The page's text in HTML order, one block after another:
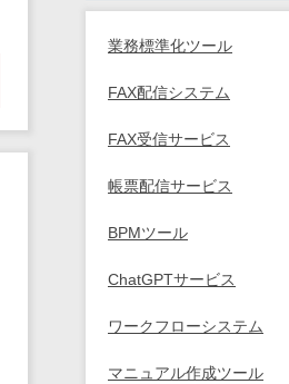
業務標準化ツール
FAX配信システム
FAX受信サービス
帳票配信サービス
BPMツール
ChatGPTサービス
ワークフローシステム
マニュアル作成ツール